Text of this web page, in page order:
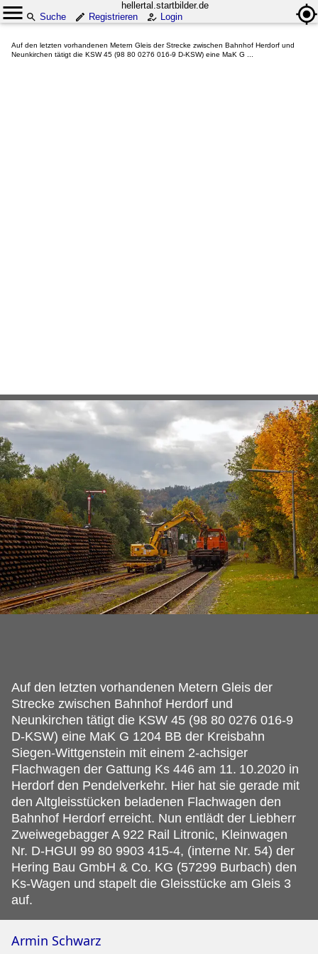
hellertal.startbilder.de
Suche
Registrieren Login
Auf den letzten vorhandenen Metern Gleis der Strecke zwischen Bahnhof Herdorf und
Neunkirchen tätigt die KSW 45 (98 80 0276 016-9 D-KSW) eine MaK G ...
Auf den letzten vorhandenen Metern Gleis der
Strecke zwischen Bahnhof Herdorf und
Neunkirchen tätigt die KSW 45 (98 80 0276 016-9
D-KSW) eine MaK G 1204 BB der Kreisbahn
Siegen-Wittgenstein mit einem 2-achsiger
Flachwagen der Gattung Ks 446 am 11. 10.2020 in
Herdorf den Pendelverkehr. Hier hat sie gerade mit
den Altgleisstücken beladenen Flachwagen den
Bahnhof Herdorf erreicht. Nun entlädt der Liebherr
Zweiwegebagger A 922 Rail Litronic, Kleinwagen
Nr. D-HGUI 99 80 9903 415-4, (interne Nr. 54) der
Hering Bau GmbH & Co. KG (57299 Burbach) den
Ks-Wagen und stapelt die Gleisstücke am Gleis 3
auf.
Armin Schwarz